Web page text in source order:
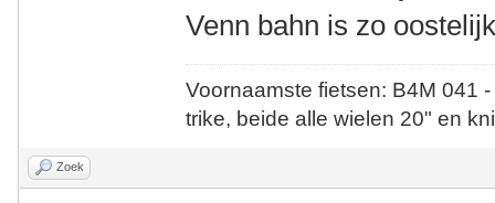
Venn bahn is zo
Voornaamste fietsen: B4M
trike, beide alle wielen 20" en
Zoek